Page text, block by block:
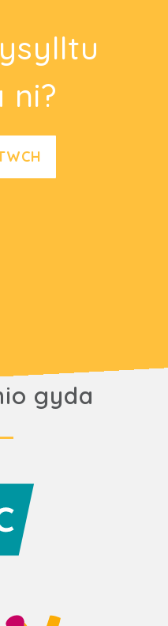
ni?
gyda